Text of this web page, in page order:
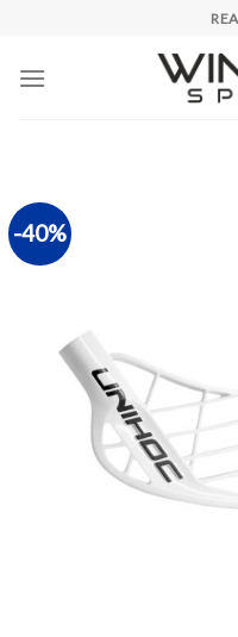
content
-40%